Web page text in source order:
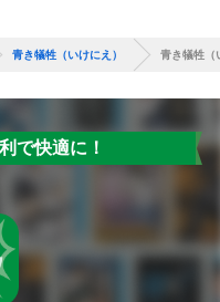
青き犠牲（いけにえ） 青き犠牲（
で快適に！